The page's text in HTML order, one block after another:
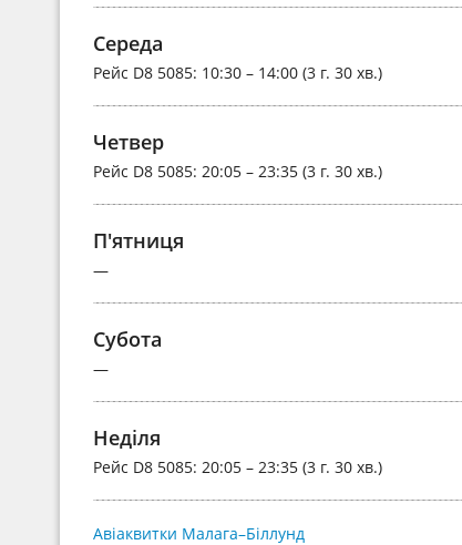
Середа
Рейс D8 5085: 10:30 – 14:00 (3 г. 30 хв.)
Четвер
Рейс D8 5085: 20:05 – 23:35 (3 г. 30 хв.)
П'ятниця
—
Субота
—
Неділя
Рейс D8 5085: 20:05 – 23:35 (3 г. 30 хв.)
Авіаквитки Малага–Біллунд